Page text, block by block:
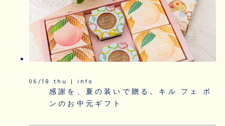
06/18 thu | info
感謝を、夏の装いで贈る。キル フェ ボ
ンのお中元ギフト